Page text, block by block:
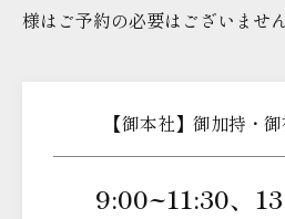
様はご予約の必要はございません
【御本社】御加持・
9:00~11:30、